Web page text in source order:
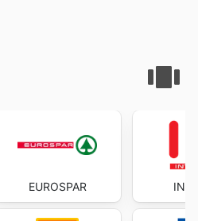
EUROSPAR